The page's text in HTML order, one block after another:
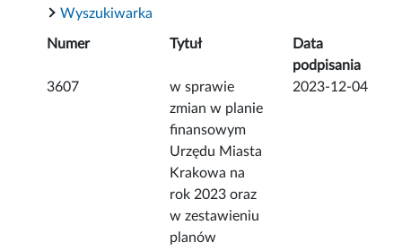
Wyszukiwarka
Numer Tytuł
Data
podpisania
3607
w sprawie
zmian w planie
finansowym
Urzędu Miasta
Krakowa na
rok 2023 oraz
w zestawieniu
planów
2023-12-04